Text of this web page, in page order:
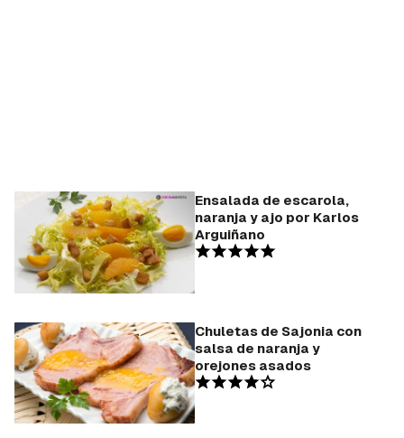
Ensalada de escarola,
naranja y ajo por Karlos
Arguiñano
Chuletas de Sajonia con
salsa de naranja y
orejones asados